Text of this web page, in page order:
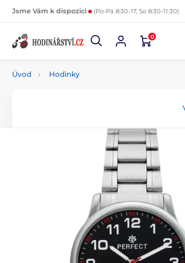
Jsme Vám k dispozici (Po-Pá 8:30-17, So 8:30-11:30)
0
Úvod Hodinky